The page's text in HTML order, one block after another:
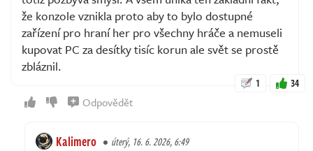
že konzole vznikla proto aby to bylo dostupné
zařízení pro hraní her pro všechny hráče a nemuseli
kupovat PC za desítky tisíc korun ale svět se prostě
zbláznil.
1 34
Odpovědět
Kalimero úterý, 16. 6. 2026, 6:49